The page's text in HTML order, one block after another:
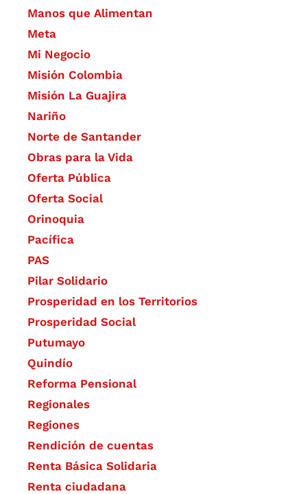
Manos que Alimentan
Meta
Mi Negocio
Misión Colombia
Misión La Guajira
Nariño
Norte de Santander
Obras para la Vida
Oferta Pública
Oferta Social​​
Orinoquia
Pacífica
PAS
Pilar Solidario
Prosperidad en los Territorios
Prosperidad Social
Putumayo
Quindío
Reforma Pensional
Regionales
Regiones
Rendición de cuentas
Renta Básica Solidaria
Renta ciudadana